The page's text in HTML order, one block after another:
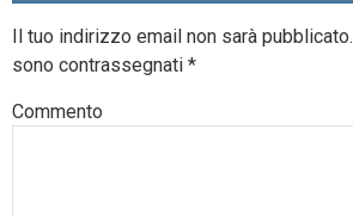
Il tuo indirizzo email non sarà pubblicato.
sono contrassegnati *
Commento